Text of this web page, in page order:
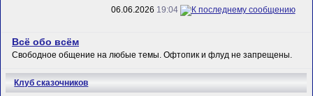
06.06.2026 19:04
Всё обо всём
Свободное общение на любые темы. Офтопик и флуд не запрещены.
Клуб сказочников